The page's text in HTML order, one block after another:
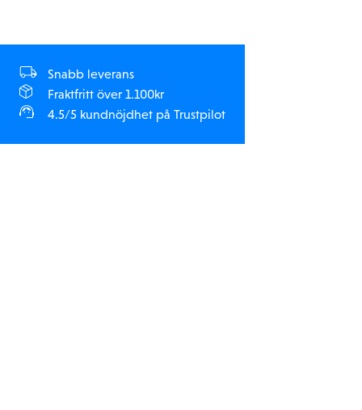
Snabb leverans
Fraktfritt över 1.100kr
4.5/5 kundnöjdhet på Trustpilot